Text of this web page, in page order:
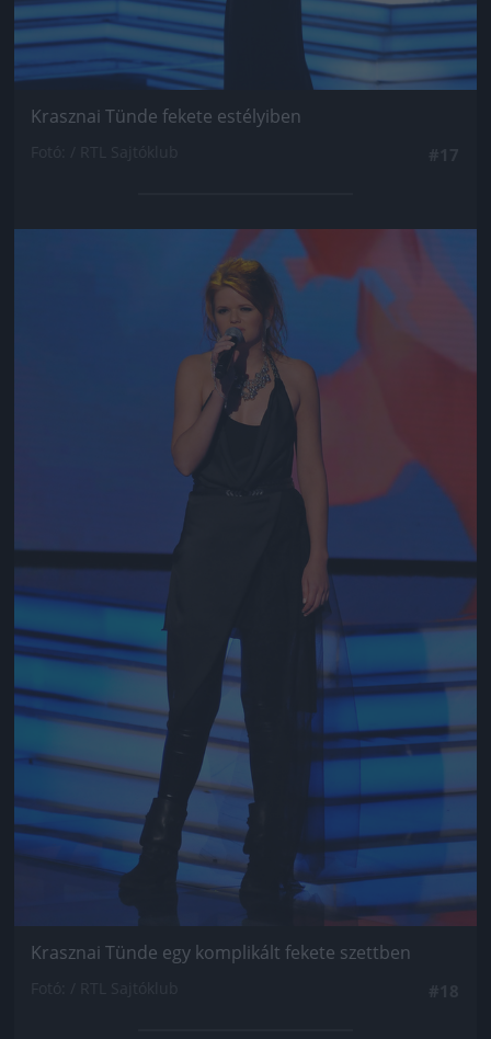
Krasznai Tünde fekete estélyiben
Jön még kép!
Krasznai Tünde egy komplikált fekete szettben